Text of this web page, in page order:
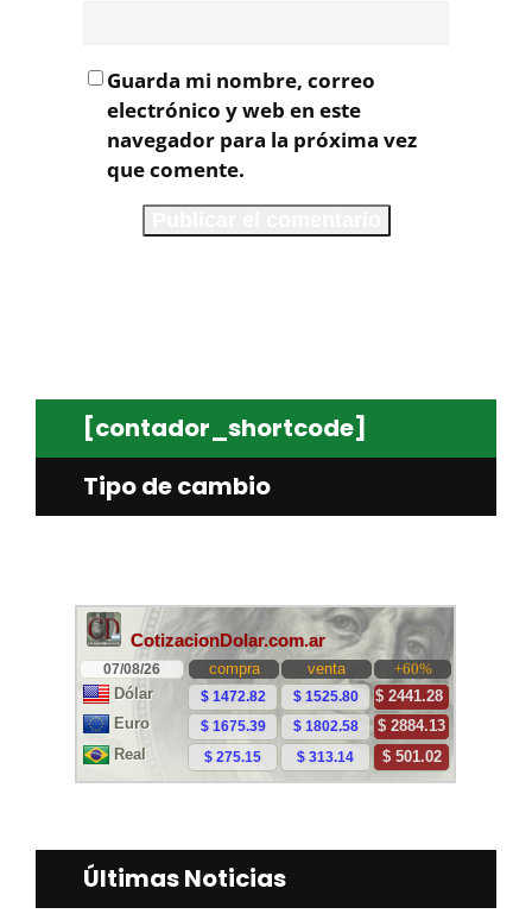
Guarda mi nombre, correo
electrónico y web en este
navegador para la próxima vez
que comente.
[contador_shortcode]
Tipo de cambio
Últimas Noticias